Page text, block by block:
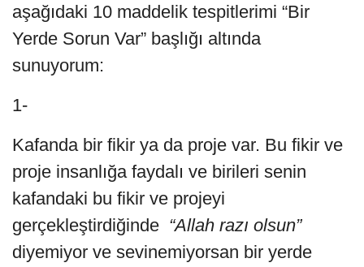
aşağıdaki 10 maddelik tespitlerimi “Bir
Yerde Sorun Var” başlığı altında
sunuyorum:
1-
Kafanda bir fikir ya da proje var. Bu fikir ve
proje insanlığa faydalı ve birileri senin
kafandaki bu fikir ve projeyi
gerçekleştirdiğinde “Allah razı olsun”
diyemiyor ve sevinemiyorsan bir yerde